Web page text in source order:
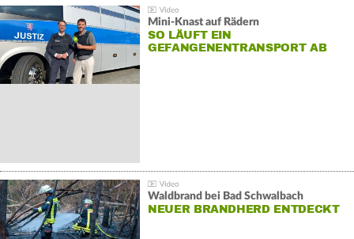
Mini-Knast auf Rädern
SO LÄUFT EIN
GEFANGENENTRANSPORT AB
Waldbrand bei Bad Schwalbach
NEUER BRANDHERD ENTDECKT